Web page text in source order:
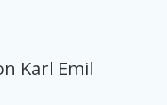
Karl Emil